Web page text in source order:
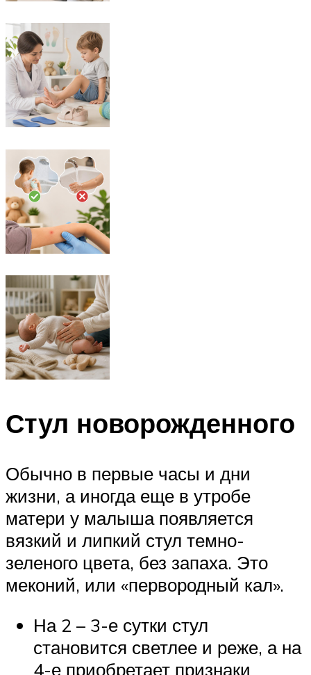
Стул новорожденного
Обычно в первые часы и дни
жизни, а иногда еще в утробе
матери у малыша появляется
вязкий и липкий стул темно-
зеленого цвета, без запаха. Это
меконий, или «первородный кал».
На 2 – 3-е сутки стул
становится светлее и реже, а на
4-е приобретает признаки